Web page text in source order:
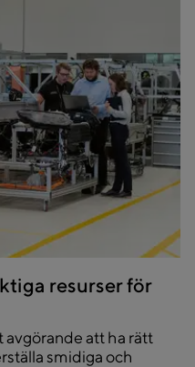
resurser för
avgörande att ha rätt
smidiga och